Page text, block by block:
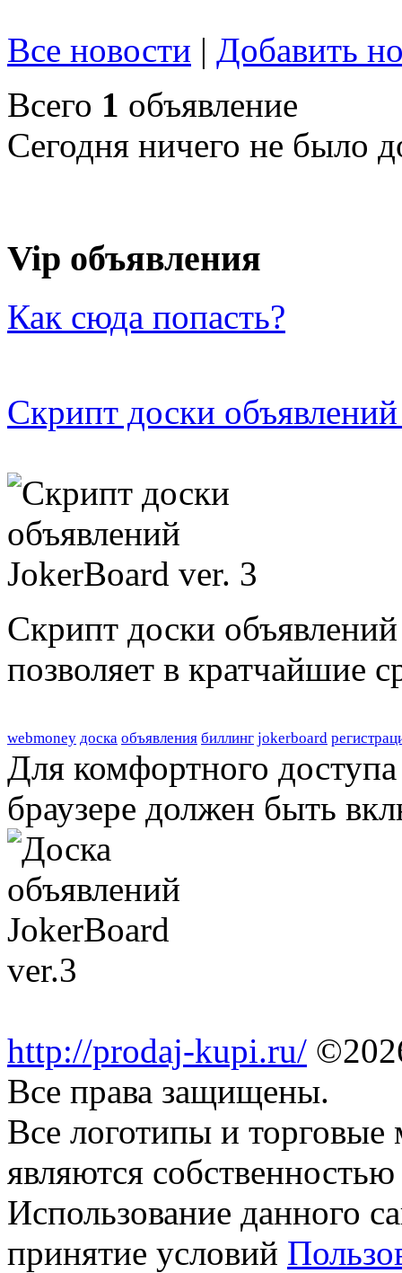
Все новости | Добавить
Всего 1 объявление
Сегодня ничего не было
Vip объявления
Как сюда попасть?
Скрипт доски
Скрипт доски
позволяет в кратчайшие
webmoney доска объявления биллинг jokerboard
Для комфортного
браузере должен быть
http://prodaj-kupi.ru/
Все права защищены.
Все логотипы и торговые
являются
Использование данного
принятие условий